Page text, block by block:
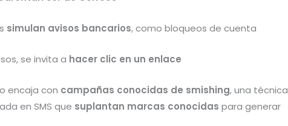
simulan avisos bancarios, como bloqueos de cuenta
se invita a hacer clic en un enlace
encaja con campañas conocidas de smishing, una técnica
en SMS que suplantan marcas conocidas para generar